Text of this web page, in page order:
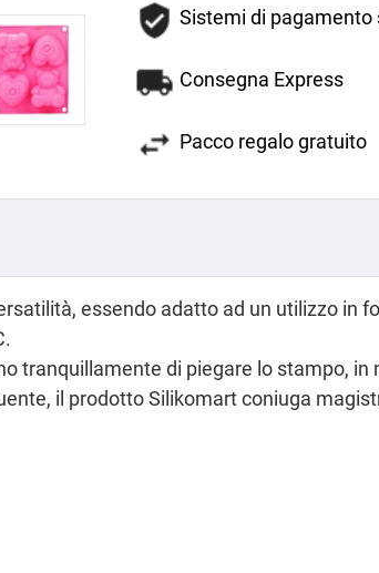
Sistemi di pagamento
Consegna Express
Pacco regalo gratuito
, essendo adatto ad un utilizzo in
tranquillamente di piegare lo stampo,
il prodotto Silikomart coniuga